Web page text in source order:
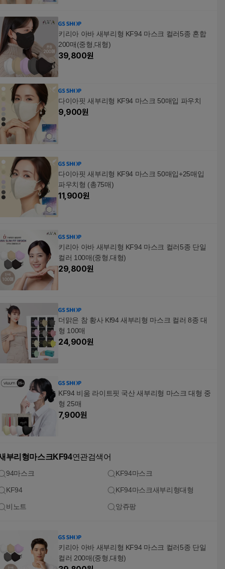
키리아 아바 새부리형 KF94 마스크 컬러5종 혼합
200매(중형,대형)
39,800원
다이아핏 새부리형 KF94 마스크 50매입 파우치
9,900원
다이아핏 새부리형 KF94 마스크 50매입+25매입
파우치형 (총75매)
11,900원
키리아 아바 새부리형 KF94 마스크 컬러5종 단일
컬러 100매(중형,대형)
29,800원
더맑은 참 황사 Kf94 새부리형 마스크 컬러 8종 대
형 100매
24,900원
KF94 비움 라이트핏 국산 새부리형 마스크 대형 중
형 25매
7,900원
부리형마스크KF94연관검색어
94마스크 KF94마스크
KF94 KF94마스크새부리형대형
비노트 앙쥬팡
키리아 아바 새부리형 KF94 마스크 컬러5종 단일
컬러 200매(중형,대형)